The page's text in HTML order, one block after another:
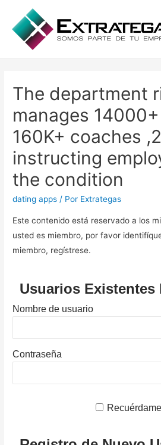
The department
manages
160K+ coaches
instructing
the condition
dating apps / Por Extrategas
Este contenido está reservado a los
usted es miembro, por favor
miembro, regístrese.
Usuarios Existentes
Nombre de usuario
Contraseña
Recuérdame